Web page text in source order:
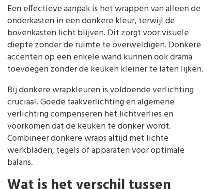
Een effectieve aanpak is het wrappen van alleen de
onderkasten in een donkere kleur, terwijl de
bovenkasten licht blijven. Dit zorgt voor visuele
diepte zonder de ruimte te overweldigen. Donkere
accenten op een enkele wand kunnen ook drama
toevoegen zonder de keuken kleiner te laten lijken.
Bij donkere wrapkleuren is voldoende verlichting
cruciaal. Goede taakverlichting en algemene
verlichting compenseren het lichtverlies en
voorkomen dat de keuken te donker wordt.
Combineer donkere wraps altijd met lichte
werkbladen, tegels of apparaten voor optimale
balans.